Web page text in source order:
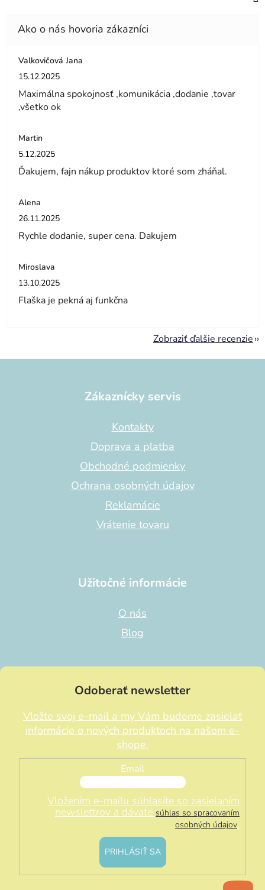
Valkovičová Jana
Hodnotenie obchodu je 5 z 5 hviezdičiek.
15.12.2025
Maximálna spokojnosť ,komunikácia ,dodanie ,tovar
,všetko ok
Martin
Hodnotenie obchodu je 5 z 5 hviezdičiek.
5.12.2025
Ďakujem, fajn nákup produktov ktoré som zháňal.
Alena
Hodnotenie obchodu je 5 z 5 hviezdičiek.
26.11.2025
Rychle dodanie, super cena. Dakujem
Miroslava
Hodnotenie obchodu je 5 z 5 hviezdičiek.
13.10.2025
Flaška je pekná aj funkčna
Zobraziť ďalšie recenzie
Zákaznícky servis
Kontakty
Doprava a platba
Obchodné podmienky
Ochrana osobných údajov
Reklamácie
Vrátenie tovaru
Užitočné informácie
O nás
Blog
Odoberať newsletter
Vložte svoj e-mail a my Vám budeme zasielať
informácie o nových produktoch na našom e-
shope.
Email
Vložením e-mailu súhlasíte so zasielaním
newslettrov a dávate súhlas so spracovaním
osobných údajov.
PRIHLÁSIŤ SA